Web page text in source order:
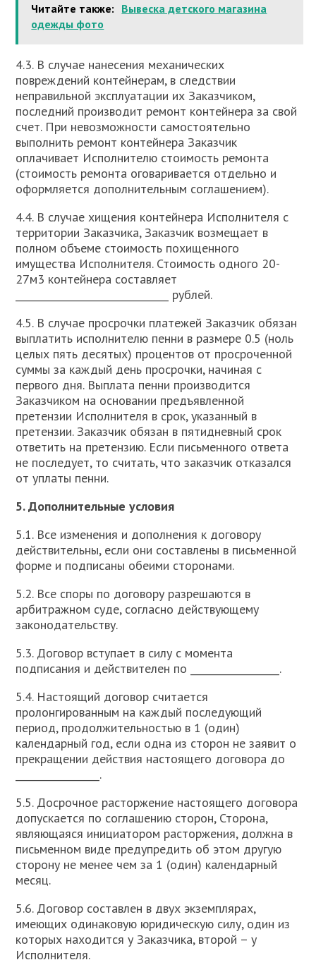
Читайте также: Вывеска детского магазина
одежды фото
4.3. В случае нанесения механических
повреждений контейнерам, в следствии
неправильной эксплуатации их Заказчиком,
последний производит ремонт контейнера за свой
счет. При невозможности самостоятельно
выполнить ремонт контейнера Заказчик
оплачивает Исполнителю стоимость ремонта
(стоимость ремонта оговаривается отдельно и
оформляется дополнительным соглашением).
4.4. В случае хищения контейнера Исполнителя с
территории Заказчика, Заказчик возмещает в
полном объеме стоимость похищенного
имущества Исполнителя. Стоимость одного 20-
27м3 контейнера составляет
_______________________________ рублей.
4.5. В случае просрочки платежей Заказчик обязан
выплатить исполнителю пенни в размере 0.5 (ноль
целых пять десятых) процентов от просроченной
суммы за каждый день просрочки, начиная с
первого дня. Выплата пенни производится
Заказчиком на основании предъявленной
претензии Исполнителя в срок, указанный в
претензии. Заказчик обязан в пятидневный срок
ответить на претензию. Если письменного ответа
не последует, то считать, что заказчик отказался
от уплаты пенни.
5. Дополнительные условия
5.1. Все изменения и дополнения к договору
действительны, если они составлены в письменной
форме и подписаны обеими сторонами.
5.2. Все споры по договору разрешаются в
арбитражном суде, согласно действующему
законодательству.
5.3. Договор вступает в силу с момента
подписания и действителен по __________________.
5.4. Настоящий договор считается
пролонгированным на каждый последующий
период, продолжительностью в 1 (один)
календарный год, если одна из сторон не заявит о
прекращении действия настоящего договора до
_________________.
5.5. Досрочное расторжение настоящего договора
допускается по соглашению сторон, Сторона,
являющаяся инициатором расторжения, должна в
письменном виде предупредить об этом другую
сторону не менее чем за 1 (один) календарный
месяц.
5.6. Договор составлен в двух экземплярах,
имеющих одинаковую юридическую силу, один из
которых находится у Заказчика, второй – у
Исполнителя.